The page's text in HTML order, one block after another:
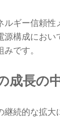
ルギー信頼
源構成にお
です。
成長の
続的な拡